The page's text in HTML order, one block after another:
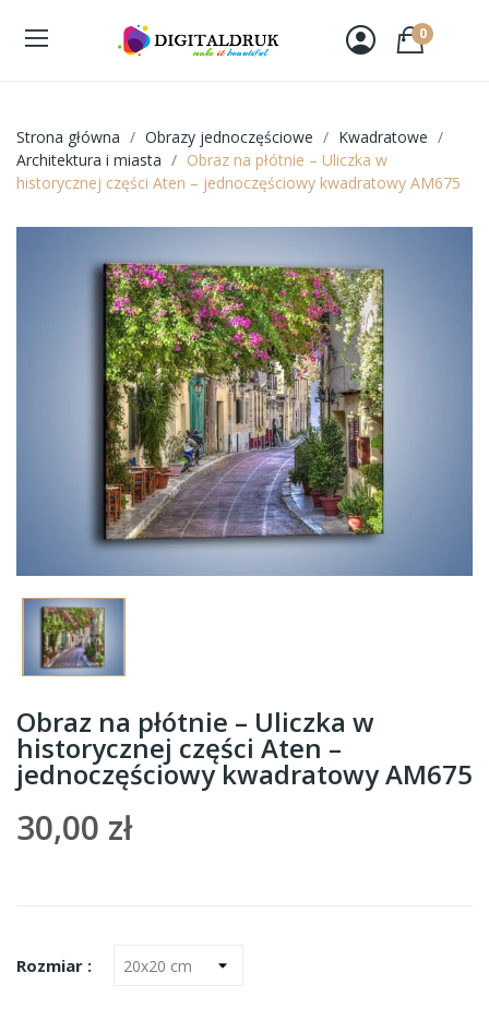
0
Strona główna Obrazy jednoczęściowe
Kwadratowe
Architektura i miasta
Obraz na płótnie – Uliczka w
historycznej części Aten – jednoczęściowy kwadratowy AM675
Obraz na płótnie – Uliczka w
historycznej części Aten –
jednoczęściowy kwadratowy AM675
30,00 zł
Rozmiar :